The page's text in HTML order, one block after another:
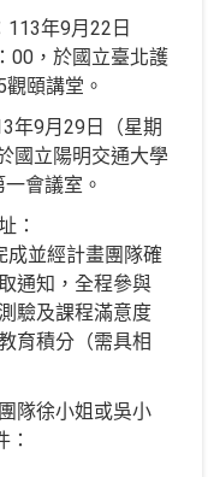
113年9月22日
00，於國立臺北護
頤講堂。
年9月29日（星期
國立陽明交通大學
會議室。
：
並經計畫團隊確
通知，全程參與
驗及課程滿意度
育積分（需具相
隊徐小姐或吳小